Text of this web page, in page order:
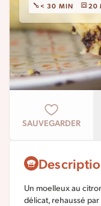
< 30 MIN 20
SAUVEGARDER
Un moelleux au
délicat, rehaussé